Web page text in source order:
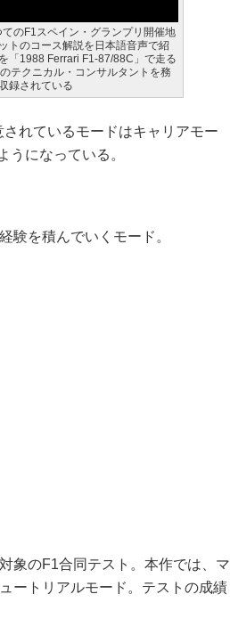
のF1スペイン・グランプリ開催地
トのコース解説を日本語音声で紹
「1988 Ferrari F1-87/88C」で走る
テクニカル・コンサルタントを務
録されている
れているモードはキャリアモー
うになっている。
を積んでいくモード。
象のF1合同テスト。本作では、マ
ートリアルモード。テストの成績